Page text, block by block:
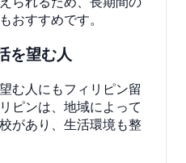
おすすめです。
を望む人
む人にもフィリピン留
ピンは、地域によって
があり、生活環境も整